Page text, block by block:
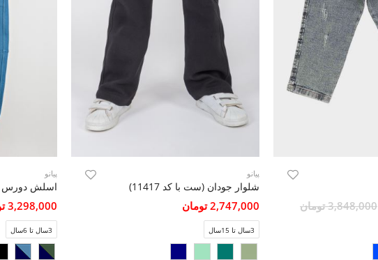
3,848,000 تومان
پیانو
شلوار جودان (ست با کد 11417)
2,747,000 تومان
3سال تا 15سال
پیانو
3,298,000 تومان
3سال تا 6سال